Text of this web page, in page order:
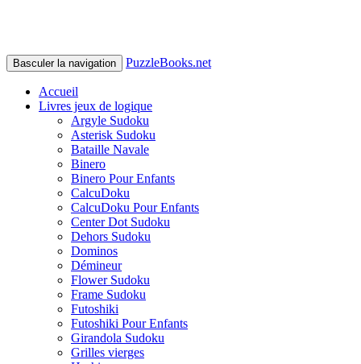
Basculer la navigation PuzzleBooks.net
Accueil
Livres jeux de logique
Argyle Sudoku
Asterisk Sudoku
Bataille Navale
Binero
Binero Pour Enfants
CalcuDoku
CalcuDoku Pour Enfants
Center Dot Sudoku
Dehors Sudoku
Dominos
Démineur
Flower Sudoku
Frame Sudoku
Futoshiki
Futoshiki Pour Enfants
Girandola Sudoku
Grilles vierges